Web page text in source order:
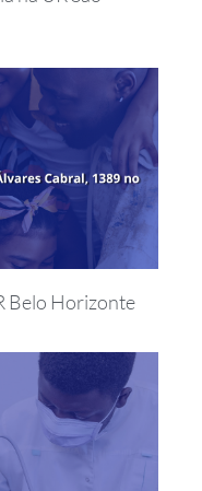
Belo Horizonte